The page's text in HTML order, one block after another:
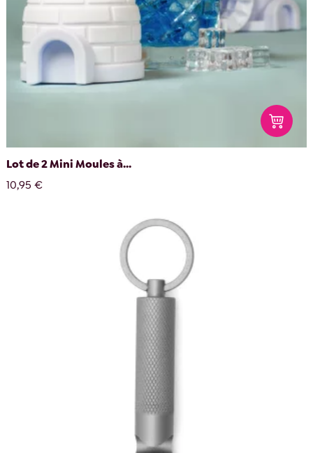
Lot de 2 Mini Moules à...
10,95 €